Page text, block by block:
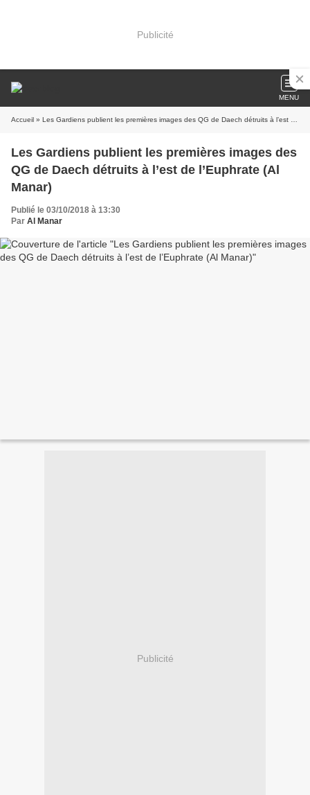
Publicité
MENU
Accueil » Les Gardiens publient les premières images des QG de Daech détruits à l’est de l’Euphrate (Al Manar)
Les Gardiens publient les premières images des
QG de Daech détruits à l’est de l’Euphrate (Al
Manar)
Publié le 03/10/2018 à 13:30
Par Al Manar
Publicité